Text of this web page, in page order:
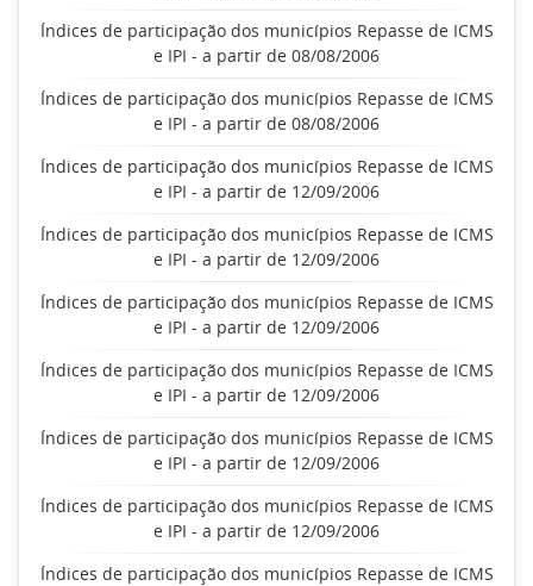
Índices de participação dos municípios Repasse de ICMS
e IPI - a partir de 08/08/2006
Índices de participação dos municípios Repasse de ICMS
e IPI - a partir de 08/08/2006
Índices de participação dos municípios Repasse de ICMS
e IPI - a partir de 12/09/2006
Índices de participação dos municípios Repasse de ICMS
e IPI - a partir de 12/09/2006
Índices de participação dos municípios Repasse de ICMS
e IPI - a partir de 12/09/2006
Índices de participação dos municípios Repasse de ICMS
e IPI - a partir de 12/09/2006
Índices de participação dos municípios Repasse de ICMS
e IPI - a partir de 12/09/2006
Índices de participação dos municípios Repasse de ICMS
e IPI - a partir de 12/09/2006
Índices de participação dos municípios Repasse de ICMS